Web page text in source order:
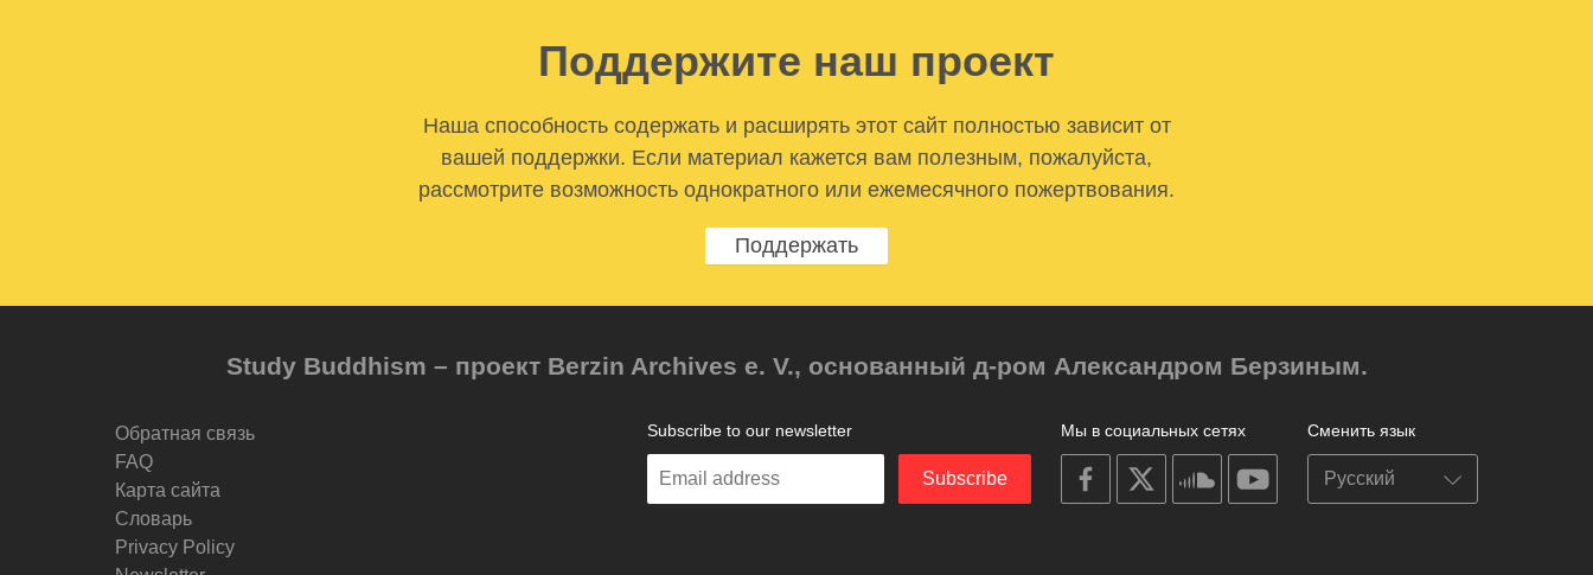
Поддержите наш проект
Наша способность содержать и расширять этот сайт полностью зависит от
вашей поддержки. Если материал кажется вам полезным, пожалуйста,
рассмотрите возможность однократного или ежемесячного пожертвования.
Поддержать
Study Buddhism – проект Berzin Archives e. V., основанный д-ром Александром Берзиным.
Обратная связь
FAQ
Карта сайта
Словарь
Privacy Policy
Сменить язык
Мы в социальных сетях
on
facebook
on
on
soundcloudyoutube
Subscribe to our newsletter
Enter
Subscribe